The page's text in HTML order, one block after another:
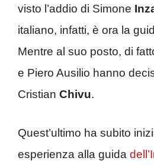
visto l’addio di Simone
italiano, infatti, è ora la
Mentre al suo posto, di
e Piero Ausilio hanno
Cristian Chivu.
Quest’ultimo ha subito
esperienza alla guida